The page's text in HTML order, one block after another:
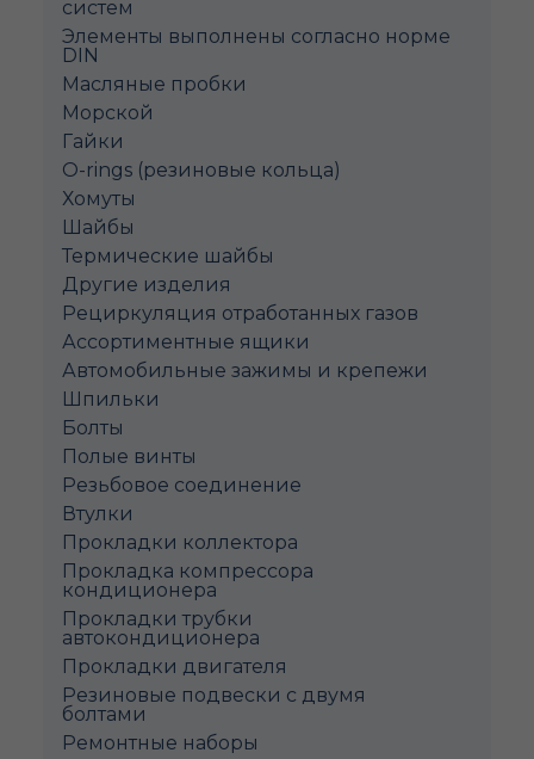
систем
Элементы выполнены согласно норме
DIN
Масляные пробки
Морской
Гайки
O-rings (резиновые кольца)
Хомуты
Шайбы
Термические шайбы
Другие изделия
Рециркуляция отработанных газов
Ассортиментные ящики
Автомобильные зажимы и крепежи
Шпильки
Болты
Полые винты
Pезьбовое соединение
Втулки
Прокладки коллектора
Прокладка компрессора
кондиционера
Прокладки трубки
автокондиционера
Прокладки двигателя
Резиновые подвески с двумя
болтами
Ремонтные наборы